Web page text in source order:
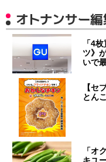
オトナンサー
「4
ツ》
いで
【セ
とん
「オ
キユ